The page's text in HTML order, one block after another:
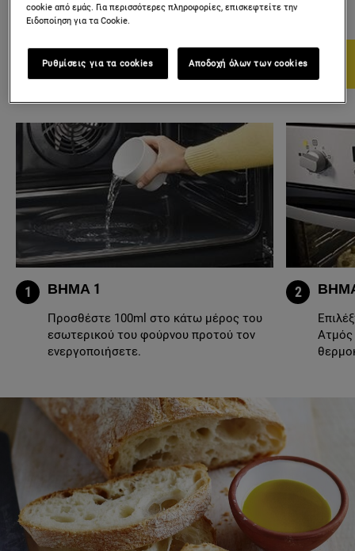
ΠΩΣ ΝΑ ΨΗΝΕΤΕ ΜΕ ΤΟ
PLUSSTEAM
1 ΒΗΜΑ 1
Προσθέστε 100ml στο κάτω μέρος του
εσωτερικού του φούρνου προτού τον
ενεργοποιήσετε.
2
Ατμός
cookie από εμάς. Για περισσότερες πληροφορίες, επισκεφτείτε την
Ειδοποίηση για τα Cookie.
Ρυθμίσεις για τα cookies Αποδοχή όλων των cookies